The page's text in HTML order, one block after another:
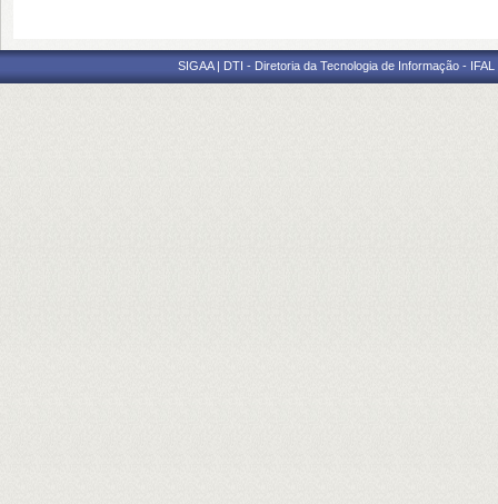
SIGAA | DTI - Diretoria da Tecnologia de Informação -